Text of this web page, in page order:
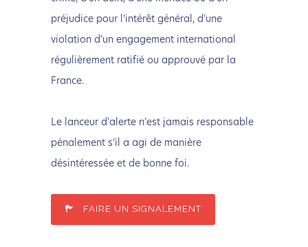
préjudice pour l’intérêt général, d’une
violation d’un engagement international
régulièrement ratifié ou approuvé par la
France.
Le lanceur d’alerte n’est jamais responsable
pénalement s’il a agi de manière
désintéressée et de bonne foi.
FAIRE UN SIGNALEMENT